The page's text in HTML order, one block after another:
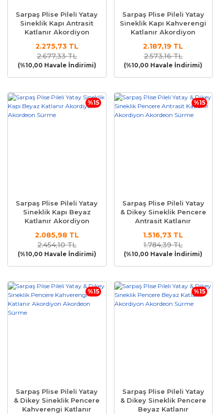
Sarpaş Plise Pileli Yatay
Sineklik Kapı Antrasit
Katlanır Akordiyon
2.275,73 TL
2.677,33 TL
(%10,00 Havale İndirimi)
Sarpaş Plise Pileli Yatay
Sineklik Kapı Kahverengi
Katlanır Akordiyon
2.187,19 TL
2.573,16 TL
(%10,00 Havale İndirimi)
%15
Sarpaş Plise Pileli Yatay
Sineklik Kapı Beyaz
Katlanır Akordiyon
2.085,98 TL
2.454,10 TL
(%10,00 Havale İndirimi)
%15
Sarpaş Plise Pileli Yatay
& Dikey Sineklik Pencere
Antrasit Katlanır
Sürme
1.516,73 TL
1.784,39 TL
(%10,00 Havale İndirimi)
%15
Sarpaş Plise Pileli Yatay
& Dikey Sineklik Pencere
Kahverengi Katlanır
%15
Sarpaş Plise Pileli Yatay
& Dikey Sineklik Pencere
Beyaz Katlanır